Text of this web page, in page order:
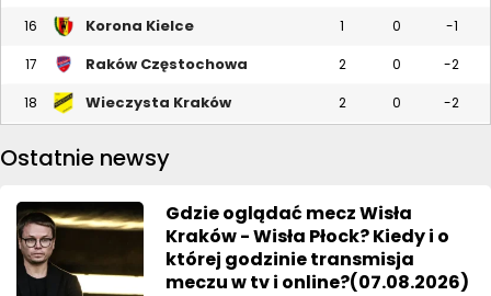
16 Korona Kielce 1 0 -1
17 Raków Częstochowa 2 0 -2
18 Wieczysta Kraków 2 0 -2
Ostatnie newsy
Gdzie oglądać mecz Wisła
Kraków - Wisła Płock? Kiedy i o
której godzinie transmisja
meczu w tv i online?(07.08.2026)